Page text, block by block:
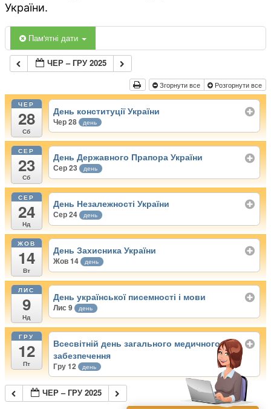
України.
Пам'ятні дати
ЧЕР – ГРУ 2025
Згорнути все Розгорнути все
ЧЕР
28
Сб
День конституції України
Чер 28 день
СЕР
23
Сб
День Державного Прапора України
Сер 23 день
СЕР
24
Нд
День Незалежності України
Сер 24 день
ЖОВ
14
Вт
День Захисника України
Жов 14 день
ЛИС
9
Нд
День української писемності і мови
Лис 9 день
ГРУ
12
Пт
Всесвітній день загального медичного
забезпечення
Гру 12 день
ЧЕР – ГРУ 2025